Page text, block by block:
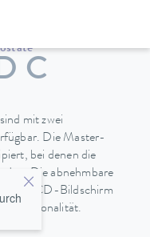
C
mit zwei
Die Master-
bei denen die
Die abnehmbare
LCD-Bildschirm
Funktionalität.